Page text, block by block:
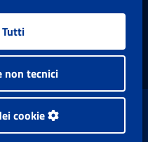
finestra
nuova finestra
Apre una nuova
Apre una
Instagram:
1997-2026
Previdenza Sociale.
non tecnici
cookie